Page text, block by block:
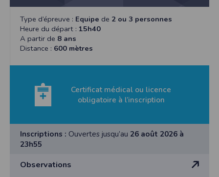
Type d’épreuve : Equipe de 2 ou 3 personnes
Heure du départ : 15h40
A partir de 8 ans
Distance : 600 mètres
Certificat médical ou licence
obligatoire à l’inscription
Inscriptions : Ouvertes jusqu’au 26 août 2026 à
23h55
Observations